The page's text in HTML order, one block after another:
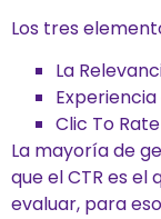
Los tres
La
Experiencia
Clic To
La mayoría de
que el CTR es
evaluar, para